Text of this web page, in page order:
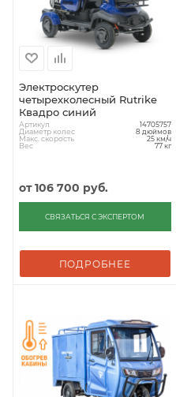
Электроскутер
четырехколесный Rutrike
Квадро синий
Артикул 14705757
Диаметр колес 8 дюймов
Макс. скорость 25 км/ч
Вес 77 кг
от106 700 руб.
СВЯЗАТЬСЯ С ЭКСПЕРТОМ
ПОДРОБНЕЕ